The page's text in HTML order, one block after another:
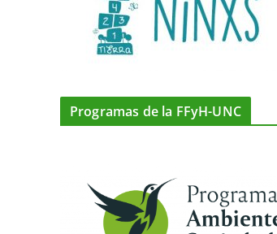
Programas de la FFyH-UNC